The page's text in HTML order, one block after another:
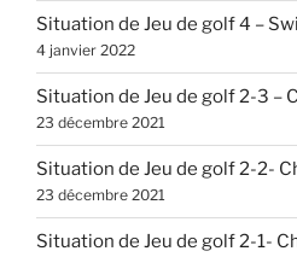
Situation de Jeu de golf 4 –
4 janvier 2022
Situation de Jeu de golf 2-3 –
23 décembre 2021
Situation de Jeu de golf 2-2-
23 décembre 2021
Situation de Jeu de golf 2-1-